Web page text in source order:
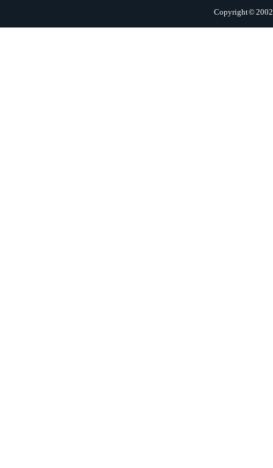
Copyright ©